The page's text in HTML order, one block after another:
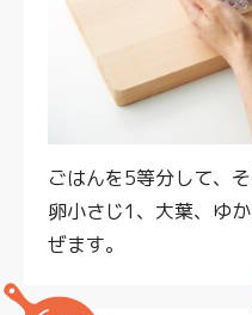
ごはんを5等分して、
卵小さじ1、大葉、ゆ
ぜます。